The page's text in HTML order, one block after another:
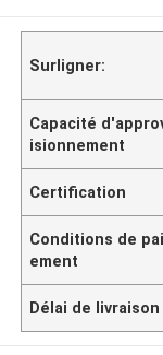
Surligner:
Capacité
isionnement
Certification
Conditions de pai
ement
Délai de livraison